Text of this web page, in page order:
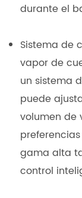
durante el
Sistema de
vapor de
un sistema
puede
volumen de
gama alta
control